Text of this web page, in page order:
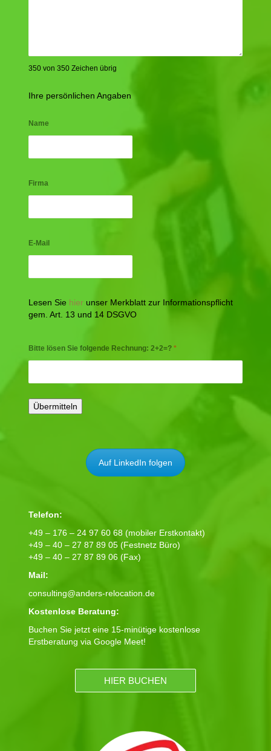
350 von 350 Zeichen übrig
Ihre persönlichen Angaben
Name
Firma
E-Mail
Lesen Sie hier unser Merkblatt zur Informationspflicht
gem. Art. 13 und 14 DSGVO
Bitte lösen Sie folgende Rechnung: 2+2=? *
Auf LinkedIn folgen
Telefon:
+49 – 176 – 24 97 60 68 (mobiler Erstkontakt)
+49 – 40 – 27 87 89 05 (Festnetz Büro)
+49 – 40 – 27 87 89 06 (Fax)
Mail:
consulting@anders-relocation.de
Kostenlose Beratung:
Buchen Sie jetzt eine 15-minütige kostenlose
Erstberatung via Google Meet!
HIER BUCHEN